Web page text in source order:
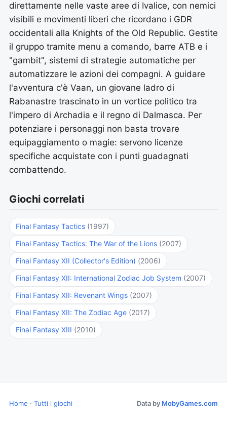
direttamente nelle vaste aree di Ivalice, con nemici
visibili e movimenti liberi che ricordano i GDR
occidentali alla Knights of the Old Republic. Gestite
il gruppo tramite menu a comando, barre ATB e i
"gambit", sistemi di strategie automatiche per
automatizzare le azioni dei compagni. A guidare
l'avventura c'è Vaan, un giovane ladro di
Rabanastre trascinato in un vortice politico tra
l'impero di Archadia e il regno di Dalmasca. Per
potenziare i personaggi non basta trovare
equipaggiamento o magie: servono licenze
specifiche acquistate con i punti guadagnati
combattendo.
Giochi correlati
Final Fantasy Tactics (1997)
Final Fantasy Tactics: The War of the Lions (2007)
Final Fantasy XII (Collector's Edition) (2006)
Final Fantasy XII: International Zodiac Job System (2007)
Final Fantasy XII: Revenant Wings (2007)
Final Fantasy XII: The Zodiac Age (2017)
Final Fantasy XIII (2010)
Home · Tutti i giochi Data by MobyGames.com